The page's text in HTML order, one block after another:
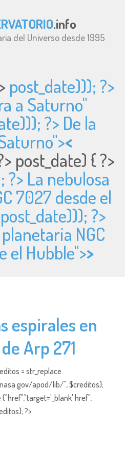
.info
del Universo desde 1995
post_date))); ?>
a Saturno"
?> De la
<
post_date) { ?>
?> La nebulosa
7027 desde el
post_date))); ?>
NGC
el Hubble">>
espirales en
Arp 271
= str_replace
apod/lib/", $creditos);
href",
?>